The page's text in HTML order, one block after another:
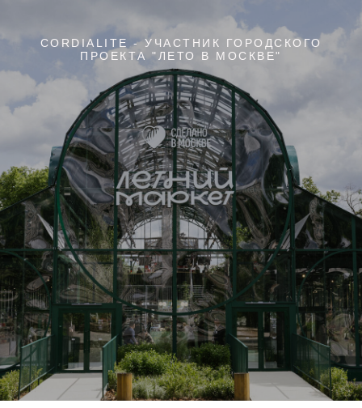
CORDIALITE - УЧАСТНИК ГОРОДСКОГО
ПРОЕКТА "ЛЕТО В МОСКВЕ"